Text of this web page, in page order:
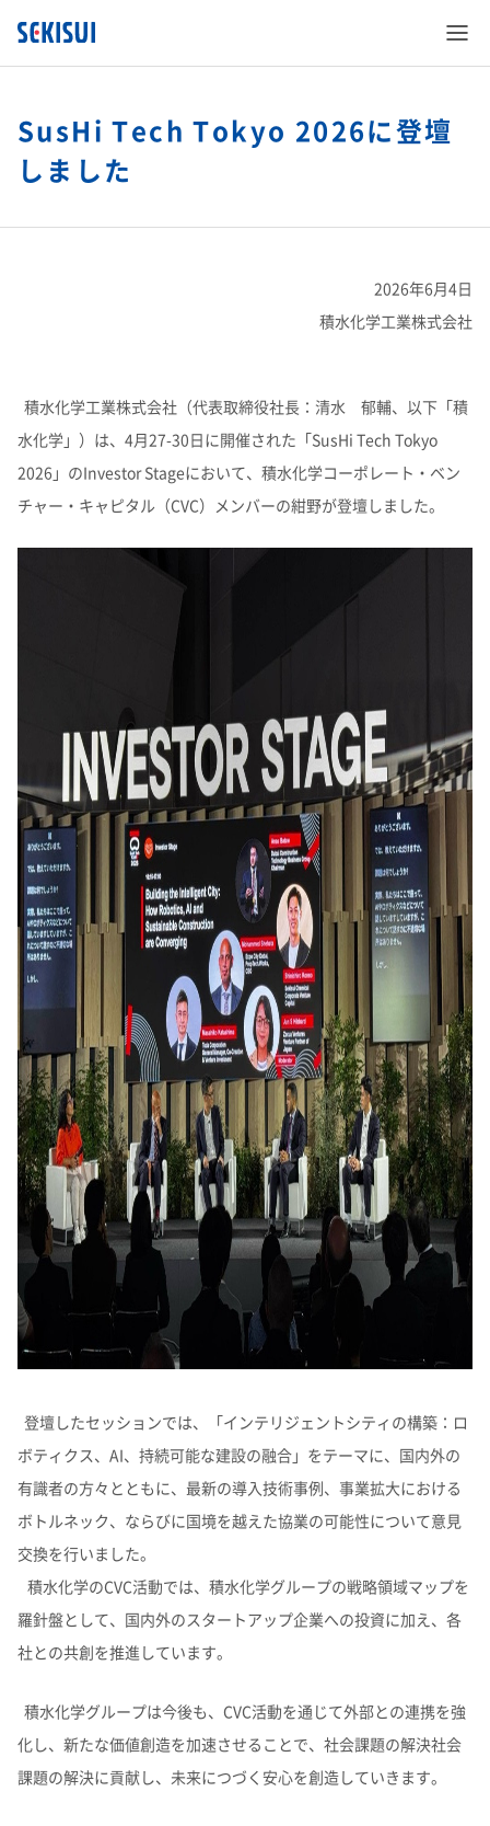
排出量抑制への取り組み
熱対策への取り組み
老朽化するインフラへの取り組み
SEKISUI｜Connect with
コーポレート・ベンチャー・キ
ャピタル
理念体系
コーポレート・ガバナンス
会社案内パンフレット
資材調達
取引先からの相談・通報
グローバルネットワーク
国内工場
国内研究所
日本
米州（北米・中南米）
欧州
亜細亜・大洋州
研究開発
知的財産
事例紹介
コーポレート・ベンチャー・キャピタル
スポーツ活動支援
広告・ブランド
広告・ブランド
女子陸上競技部
SEKISUI × SPORTS
挑戦のTASUKI
株主・投資家情報 TOP
経営情報
経営戦略(中期経営計画)
事業紹介
役員一覧
コーポレート・ガバナンス
R&D
経営環境のリスク
株主総会
株主様向け経営説明会
IR最新資料一式
決算短信・有価証券報告書
統合報告書
投資家用参考資料 私たちの「際立ち」
ファクトブック
サステナビリティレポート
コーポレート・ガバナンス報告書
会社案内パンフレット
株主総会招集通知
積水化学グループ報告書（株主通信）
業績・財務・ESGデータ
業績予想
連結財務諸表の状況
連結業績推移
主な財務指標
セグメント別データ
エリア別売上高
住宅受注速報
株式・社債情報
株式・社債情報
株式情報
株価情報
株主還元（配当・自己株式取得）
社債・格付情報
アナリストカバレッジ
株式に関するお手続きのご案内
定款・株式取扱規則
電子公告
個人投資家の皆様へ
個人投資家の皆様へ
成長の軌跡
積水化学の強み
早わかり！積水化学の事業
さらなる成長へ
株主還元について
IRサポート
IRサポート
IRメール配信
IRお問い合わせ
株主・投資家情報サイトマップ
用語集
株主・投資家情報サイトの使い方
IRポリシー
免責事項
投資家コミュニケーション一覧
社長メッセージ 統合報告書 2025
早わかり！
積水化学の事業
サステナビリティ
サステナビリティ TOP
トップメッセージ
積水化学グループのサステナビリティ
社外からの評価
サステナビリティレポート
サステナビリティに関するお問い合わせ
サステナビリティレポート202
5
事業紹介
イノベーティブモビリティ
ライフサイエンス
新規事業創出
グローバル展開
事業セグメント
採用情報
日本語 English 中文
SusHi Tech Tokyo 2026に登壇
しました
2026年6月4日
積水化学工業株式会社
積水化学工業株式会社（代表取締役社長：清水 郁輔、以下「積
水化学」）は、4月27-30日に開催された「SusHi Tech Tokyo
2026」のInvestor Stageにおいて、積水化学コーポレート・ベン
チャー・キャピタル（CVC）メンバーの紺野が登壇しました。
登壇したセッションでは、「インテリジェントシティの構築：ロ
ボティクス、AI、持続可能な建設の融合」をテーマに、国内外の
有識者の方々とともに、最新の導入技術事例、事業拡大における
ボトルネック、ならびに国境を越えた協業の可能性について意見
交換を行いました。
積水化学のCVC活動では、積水化学グループの戦略領域マップを
羅針盤として、国内外のスタートアップ企業への投資に加え、各
社との共創を推進しています。
積水化学グループは今後も、CVC活動を通じて外部との連携を強
化し、新たな価値創造を加速させることで、社会課題の解決社会
課題の解決に貢献し、未来につづく安心を創造していきます。